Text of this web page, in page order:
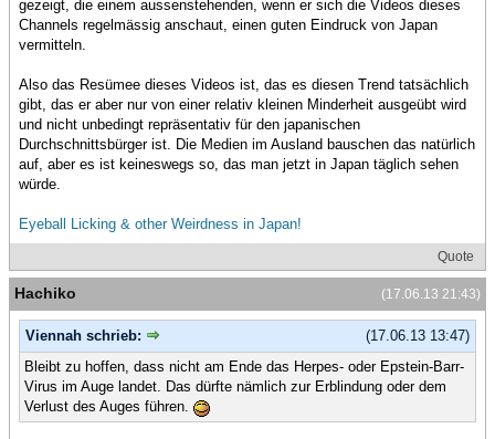
gezeigt, die einem aussenstehenden, wenn er sich die Videos dieses
Channels regelmässig anschaut, einen guten Eindruck von Japan
vermitteln.
Also das Resümee dieses Videos ist, das es diesen Trend tatsächlich
gibt, das er aber nur von einer relativ kleinen Minderheit ausgeübt wird
und nicht unbedingt repräsentativ für den japanischen
Durchschnittsbürger ist. Die Medien im Ausland bauschen das natürlich
auf, aber es ist keineswegs so, das man jetzt in Japan täglich sehen
würde.
Eyeball Licking & other Weirdness in Japan!
Quote
(17.06.13 21:43)
Hachiko
(17.06.13 13:47)
Viennah schrieb:
Bleibt zu hoffen, dass nicht am Ende das Herpes- oder Epstein-Barr-
Virus im Auge landet. Das dürfte nämlich zur Erblindung oder dem
Verlust des Auges führen.